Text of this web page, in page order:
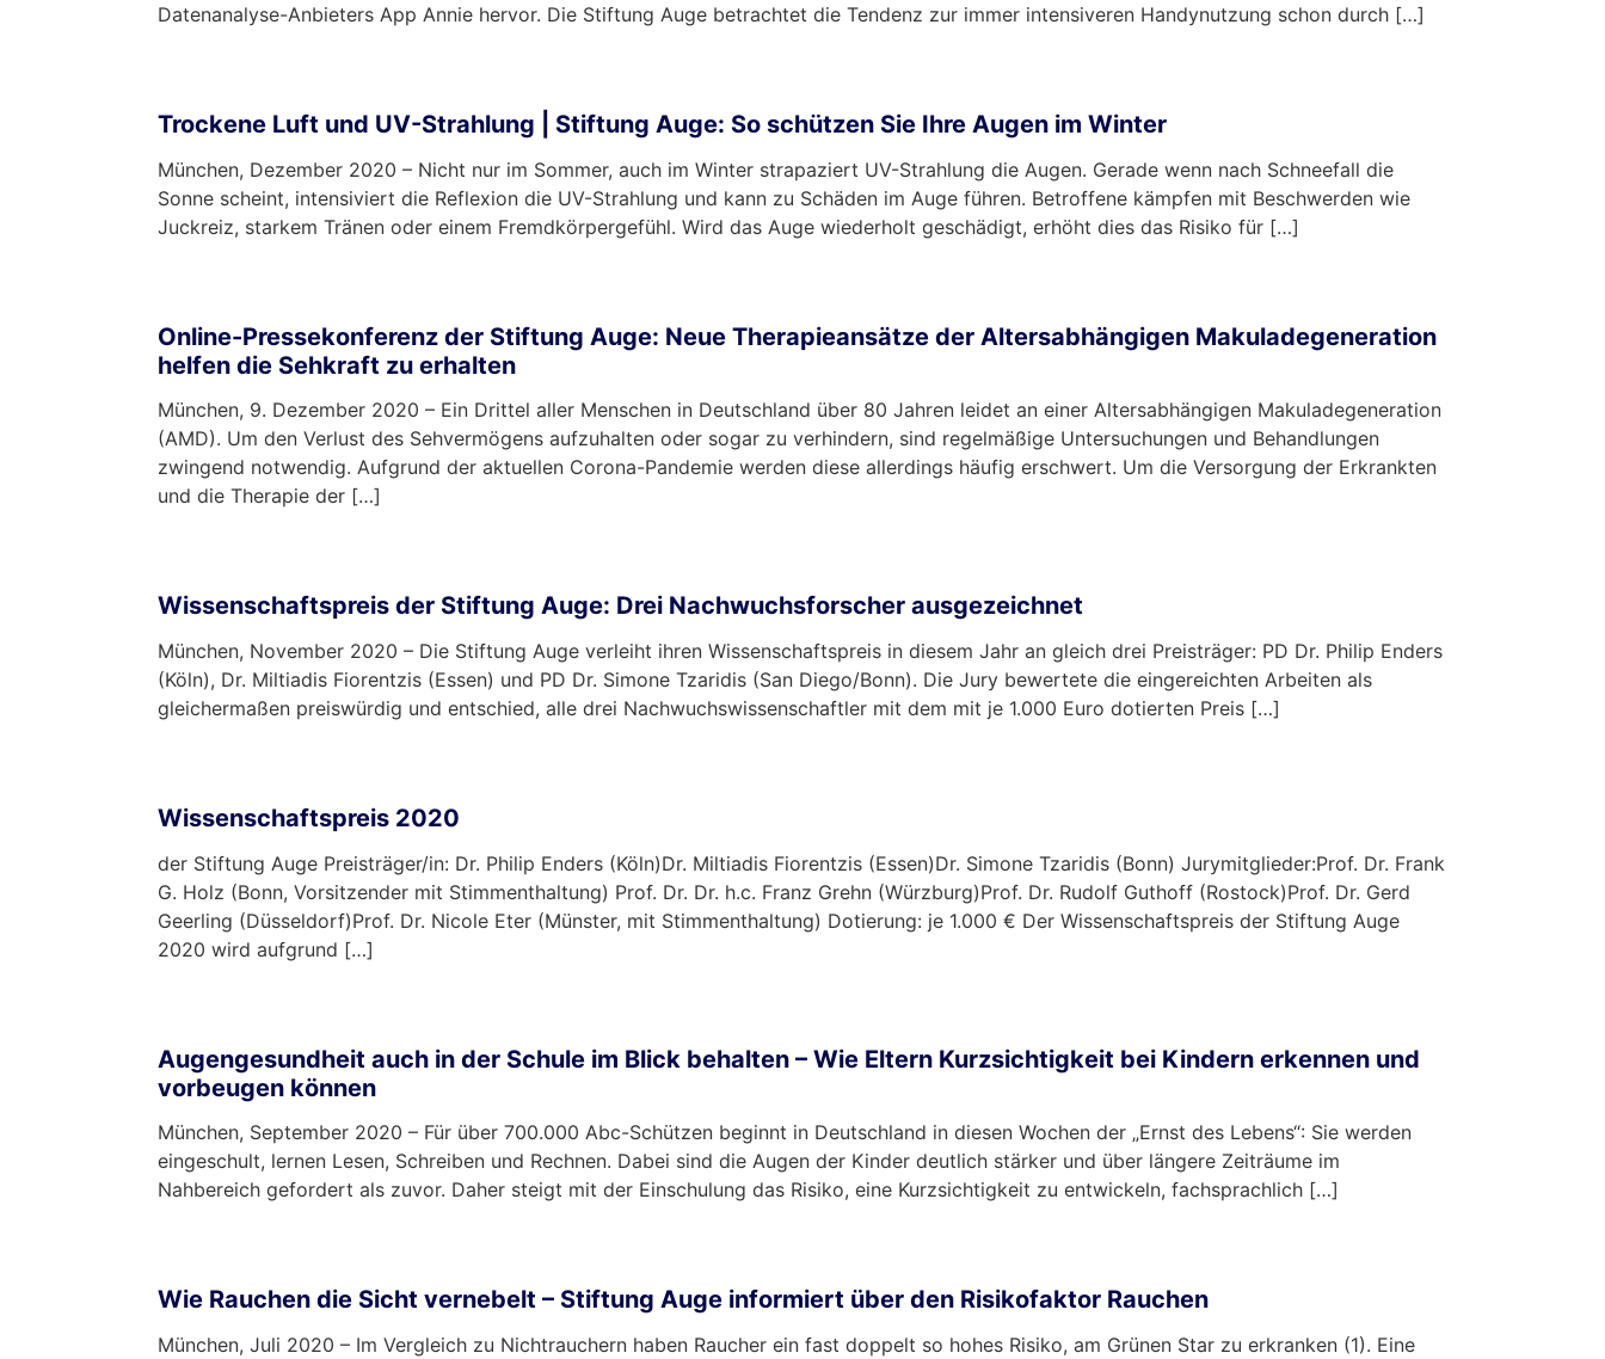
Datenanalyse-Anbieters App Annie hervor. Die Stiftung Auge betrachtet die Tendenz zur immer intensiveren Handynutzung schon durch […]
Trockene Luft und UV-Strahlung | Stiftung Auge: So schützen Sie Ihre Augen im Winter
München, Dezember 2020 – Nicht nur im Sommer, auch im Winter strapaziert UV-Strahlung die Augen. Gerade wenn nach Schneefall die
Sonne scheint, intensiviert die Reflexion die UV-Strahlung und kann zu Schäden im Auge führen. Betroffene kämpfen mit Beschwerden wie
Juckreiz, starkem Tränen oder einem Fremdkörpergefühl. Wird das Auge wiederholt geschädigt, erhöht dies das Risiko für […]
Online-Pressekonferenz der Stiftung Auge: Neue Therapieansätze der Altersabhängigen Makuladegeneration
helfen die Sehkraft zu erhalten
München, 9. Dezember 2020 – Ein Drittel aller Menschen in Deutschland über 80 Jahren leidet an einer Altersabhängigen Makuladegeneration
(AMD). Um den Verlust des Sehvermögens aufzuhalten oder sogar zu verhindern, sind regelmäßige Untersuchungen und Behandlungen
zwingend notwendig. Aufgrund der aktuellen Corona-Pandemie werden diese allerdings häufig erschwert. Um die Versorgung der Erkrankten
und die Therapie der […]
Wissenschaftspreis der Stiftung Auge: Drei Nachwuchsforscher ausgezeichnet
München, November 2020 – Die Stiftung Auge verleiht ihren Wissenschaftspreis in diesem Jahr an gleich drei Preisträger: PD Dr. Philip Enders
(Köln), Dr. Miltiadis Fiorentzis (Essen) und PD Dr. Simone Tzaridis (San Diego/Bonn). Die Jury bewertete die eingereichten Arbeiten als
gleichermaßen preiswürdig und entschied, alle drei Nachwuchswissenschaftler mit dem mit je 1.000 Euro dotierten Preis […]
Wissenschaftspreis 2020
der Stiftung Auge Preisträger/in: Dr. Philip Enders (Köln)Dr. Miltiadis Fiorentzis (Essen)Dr. Simone Tzaridis (Bonn) Jurymitglieder:Prof. Dr. Frank
G. Holz (Bonn, Vorsitzender mit Stimmenthaltung) Prof. Dr. Dr. h.c. Franz Grehn (Würzburg)Prof. Dr. Rudolf Guthoff (Rostock)Prof. Dr. Gerd
Geerling (Düsseldorf)Prof. Dr. Nicole Eter (Münster, mit Stimmenthaltung) Dotierung: je 1.000 € Der Wissenschaftspreis der Stiftung Auge
2020 wird aufgrund […]
Augengesundheit auch in der Schule im Blick behalten – Wie Eltern Kurzsichtigkeit bei Kindern erkennen und
vorbeugen können
München, September 2020 – Für über 700.000 Abc-Schützen beginnt in Deutschland in diesen Wochen der „Ernst des Lebens“: Sie werden
eingeschult, lernen Lesen, Schreiben und Rechnen. Dabei sind die Augen der Kinder deutlich stärker und über längere Zeiträume im
Nahbereich gefordert als zuvor. Daher steigt mit der Einschulung das Risiko, eine Kurzsichtigkeit zu entwickeln, fachsprachlich […]
Wie Rauchen die Sicht vernebelt – Stiftung Auge informiert über den Risikofaktor Rauchen
München, Juli 2020 – Im Vergleich zu Nichtrauchern haben Raucher ein fast doppelt so hohes Risiko, am Grünen Star zu erkranken (1). Eine